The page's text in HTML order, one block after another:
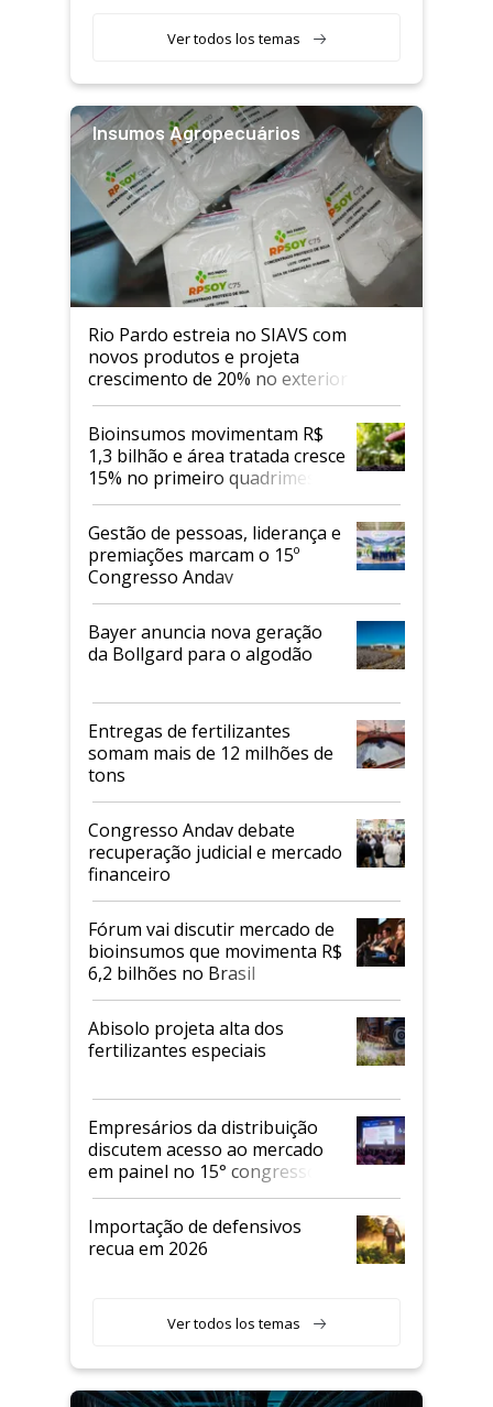
Ver todos los temas
Insumos Agropecuários
Rio Pardo estreia no SIAVS com
novos produtos e projeta
crescimento de 20% no exterior
Bioinsumos movimentam R$
1,3 bilhão e área tratada cresce
15% no primeiro quadrimestre
de 2026
Gestão de pessoas, liderança e
premiações marcam o 15º
Congresso Andav
Bayer anuncia nova geração
da Bollgard para o algodão
Entregas de fertilizantes
somam mais de 12 milhões de
tons
Congresso Andav debate
recuperação judicial e mercado
financeiro
Fórum vai discutir mercado de
bioinsumos que movimenta R$
6,2 bilhões no Brasil
Abisolo projeta alta dos
fertilizantes especiais
Empresários da distribuição
discutem acesso ao mercado
em painel no 15° congresso
Andav
Importação de defensivos
recua em 2026
Ver todos los temas